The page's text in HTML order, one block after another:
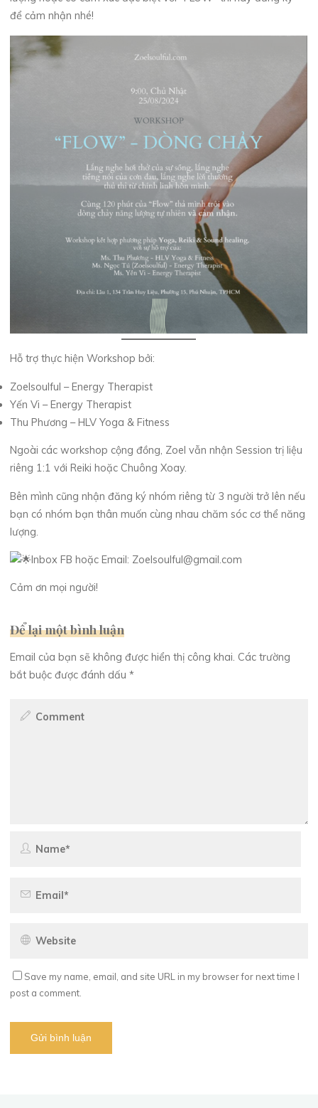
để cảm nhận nhé!
Hỗ trợ thực hiện Workshop bởi:
Zoelsoulful – Energy Therapist
Yến Vi – Energy Therapist
Thu Phương – HLV Yoga & Fitness
Ngoài các workshop cộng đồng, Zoel vẫn nhận Session trị liệu
riêng 1:1 với Reiki hoặc Chuông Xoay.
Bên mình cũng nhận đăng ký nhóm riêng từ 3 người trở lên nếu
bạn có nhóm bạn thân muốn cùng nhau chăm sóc cơ thể năng
lượng.
Inbox FB hoặc Email: Zoelsoulful@gmail.com
Cảm ơn mọi người!
Để lại một bình luận
Email của bạn sẽ không được hiển thị công khai. Các trường
bắt buộc được đánh dấu*
Save my name, email, and site URL in my browser for next time I
post a comment.